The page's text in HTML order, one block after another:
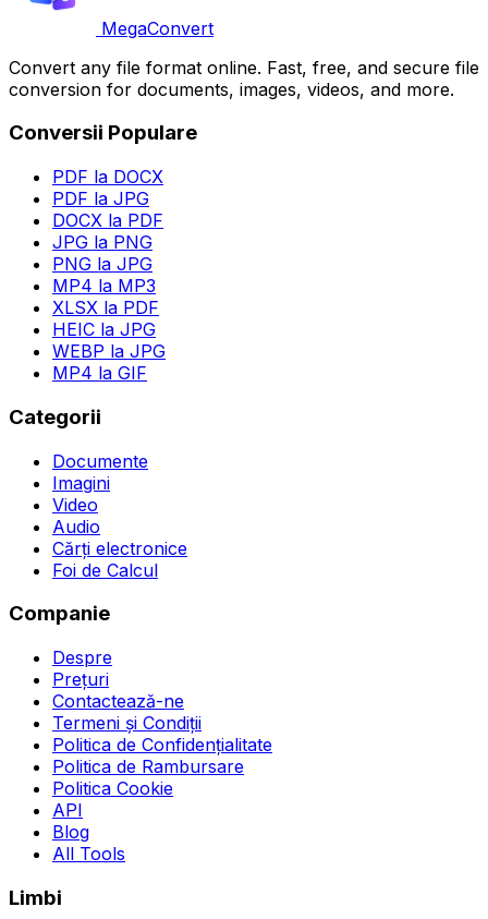
MegaConvert
Convert any file format online. Fast, free, and secure file
conversion for documents, images, videos, and more.
Conversii Populare
PDF la DOCX
PDF la JPG
DOCX la PDF
JPG la PNG
PNG la JPG
MP4 la MP3
XLSX la PDF
HEIC la JPG
WEBP la JPG
MP4 la GIF
Categorii
Documente
Imagini
Video
Audio
Cărți electronice
Foi de Calcul
Companie
Despre
Prețuri
Contactează-ne
Termeni și Condiții
Politica de Confidențialitate
Politica de Rambursare
Politica Cookie
API
Blog
All Tools
Limbi